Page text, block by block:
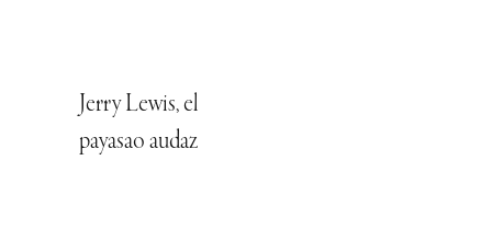
Jerry Lewis, el
payasao audaz